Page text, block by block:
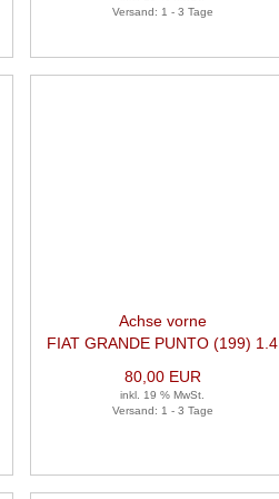
Versand: 1 - 3 Tage
Achse vorne
FIAT GRANDE PUNTO (199) 1.4
80,00 EUR
inkl. 19 % MwSt.
Versand: 1 - 3 Tage